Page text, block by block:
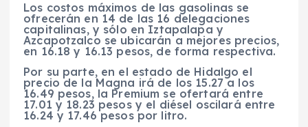
Los costos máximos de las gasolinas se
ofrecerán en 14 de las 16 delegaciones
capitalinas, y sólo en Iztapalapa y
Azcapotzalco se ubicarán a mejores precios,
en 16.18 y 16.13 pesos, de forma respectiva.
Por su parte, en el estado de Hidalgo el
precio de la Magna irá de los 15.27 a los
16.49 pesos, la Premium se ofertará entre
17.01 y 18.23 pesos y el diésel oscilará entre
16.24 y 17.46 pesos por litro.